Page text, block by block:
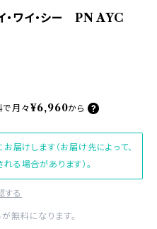
・ワイ・シー PN AYC
で 月々¥6,960から
けします（お届け先によって、
る場合があります）。
する
無料になります。